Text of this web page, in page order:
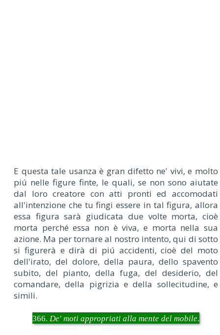
E questa tale usanza è gran difetto ne' vivi, e molto
piú nelle figure finte, le quali, se non sono aiutate
dal loro creatore con atti pronti ed accomodati
all'intenzione che tu fingi essere in tal figura, allora
essa figura sarà giudicata due volte morta, cioè
morta perché essa non è viva, e morta nella sua
azione. Ma per tornare al nostro intento, qui di sotto
si figurerà e dirà di piú accidenti, cioè del moto
dell'irato, del dolore, della paura, dello spavento
subito, del pianto, della fuga, del desiderio, del
comandare, della pigrizia e della sollecitudine, e
simili.
366. De' moti appropriati alla mente del mobile.